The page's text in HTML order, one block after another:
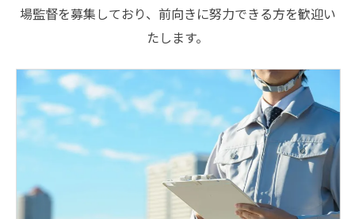
場監督を募集しており、前向きに努力できる方を歓迎い
たします。